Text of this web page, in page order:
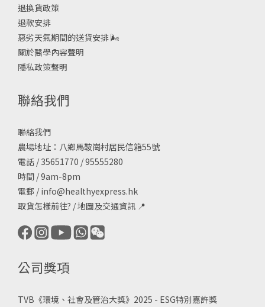
退換貨政策
退款安排
惡劣天氣期間的送貨安排🌬
關於醫學內容聲明
隱私政策聲明
聯絡我們
聯絡我們
農場地址：八鄉馬鞍崗村居民信箱55號
電話 / 35651770 / 95555280
時間 / 9am-8pm
電郵 / info@healthyexpress.hk
取貨怎樣前往? /地圖及交通資訊 📍
公司獎項
TVB《環境、社會及管治大獎》2025 - ESG特別嘉許獎